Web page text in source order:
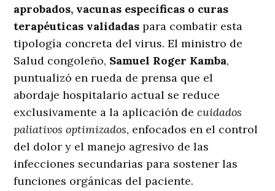
aprobados, vacunas específicas o curas
terapéuticas validadas para combatir esta
tipología concreta del virus. El ministro de
Salud congoleño, Samuel Roger Kamba,
puntualizó en rueda de prensa que el
abordaje hospitalario actual se reduce
exclusivamente a la aplicación decuidados
paliativos optimizados, enfocados en el control
del dolor y el manejo agresivo de las
infecciones secundarias para sostener las
funciones orgánicas del paciente.